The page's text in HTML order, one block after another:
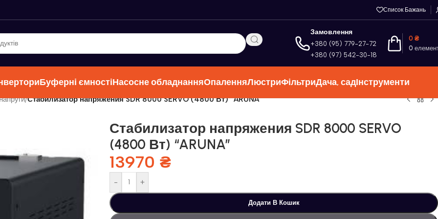
Список Бажань
Замовлення
+380 (95) 779-27-72
+380 (97) 542-30-18
0
0 ₴
Буферні ємностіНасосне обладнанняОпаленняЛюстриФільтриДача, садІнструменти
/Стабилизатор напряжения SDR 8000 SERVO (4800 Вт) “ARUNA”
Стабилизатор напряжения SDR 8000 SERVO
(4800 Вт) “ARUNA”
13970 ₴
- +
Додати В Кошик